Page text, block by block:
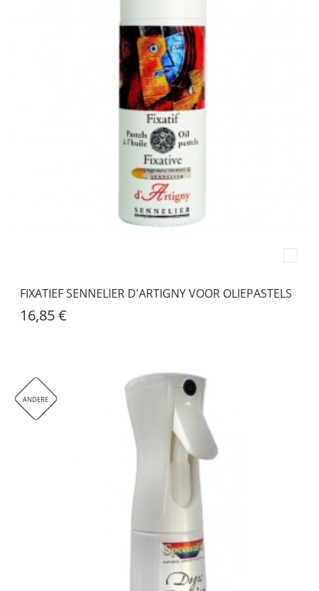
FIXATIEF SENNELIER D'ARTIGNY VOOR OLIEPASTELS
16,85 €
ANDERE